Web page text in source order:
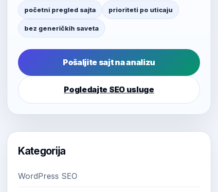
početni pregled sajta prioriteti po uticaju
bez generičkih saveta
Pošaljite sajt na analizu
Pogledajte SEO usluge
Kategorija
WordPress SEO